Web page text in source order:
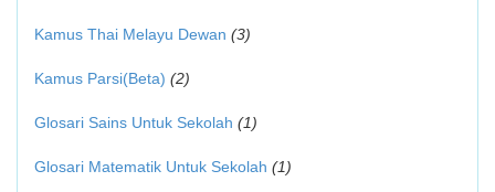
Kamus Thai Melayu Dewan (3)
Kamus Parsi(Beta) (2)
Glosari Sains Untuk Sekolah (1)
Glosari Matematik Untuk Sekolah (1)